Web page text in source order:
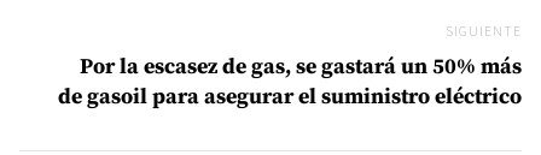
SIGUIENTE
Por la escasez de gas, se gastará un 50% más
de gasoil para asegurar el suministro eléctrico